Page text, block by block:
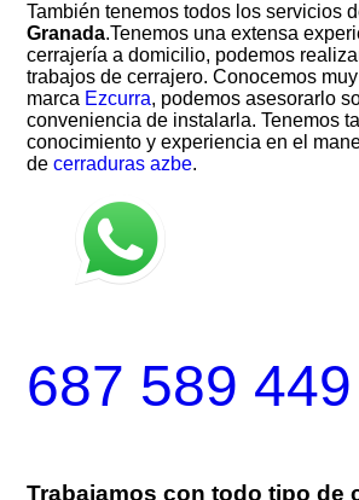
También tenemos todos los servicios
Granada.Tenemos una extensa
cerrajería a domicilio, podemos
trabajos de cerrajero. Conocemos
marca Ezcurra, podemos asesorarlo
conveniencia de instalarla. Tenemos
conocimiento y experiencia en el
decerraduras azbe.
687 589 449
Trabajamos con todo tipo de